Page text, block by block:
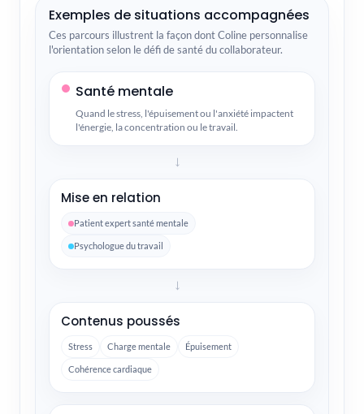
Exemples de situations accompagnées
Ces parcours illustrent la façon dont Coline personnalise
l'orientation selon le défi de santé du collaborateur.
Santé mentale
Quand le stress, l'épuisement ou l'anxiété impactent
l'énergie, la concentration ou le travail.
→
Mise en relation
Patient expert santé mentale
Psychologue du travail
→
Contenus poussés
Stress Charge mentale Épuisement
Cohérence cardiaque